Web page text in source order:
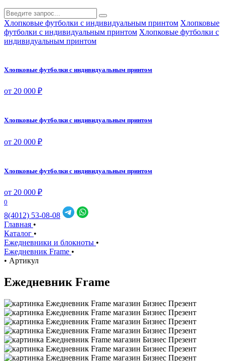
Хлопковые футболки с индивидуальным принтом Хлопковые
футболки с индивидуальным принтом Хлопковые футболки с
индивидуальным принтом
Хлопковые футболки с индивидуальным принтом
от 20 000 ₽
Хлопковые футболки с индивидуальным принтом
от 20 000 ₽
Хлопковые футболки с индивидуальным принтом
от 20 000 ₽
0
8(4012) 53-08-08
Главная •
Каталог •
Ежедневники и блокноты •
Ежедневник Frame •
• Артикул
Ежедневник Frame